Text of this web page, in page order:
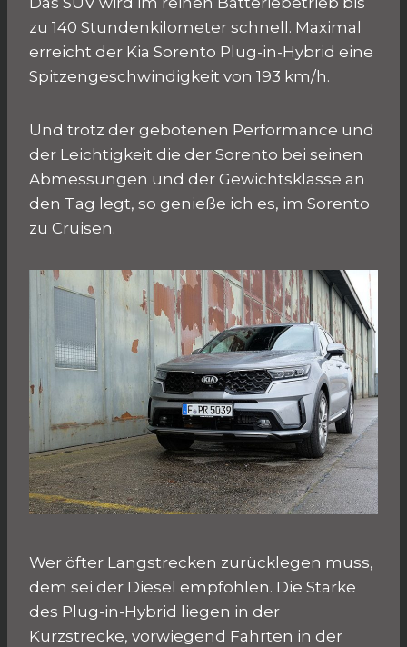
zu 140 Stundenkilometer schnell. Maximal
erreicht der Kia Sorento Plug-in-Hybrid eine
Spitzengeschwindigkeit von 193 km/h.
Und trotz der gebotenen Performance und
der Leichtigkeit die der Sorento bei seinen
Abmessungen und der Gewichtsklasse an
den Tag legt, so genieße ich es, im Sorento
zu Cruisen.
Wer öfter Langstrecken zurücklegen muss,
dem sei der Diesel empfohlen. Die Stärke
des Plug-in-Hybrid liegen in der
Kurzstrecke, vorwiegend Fahrten in der